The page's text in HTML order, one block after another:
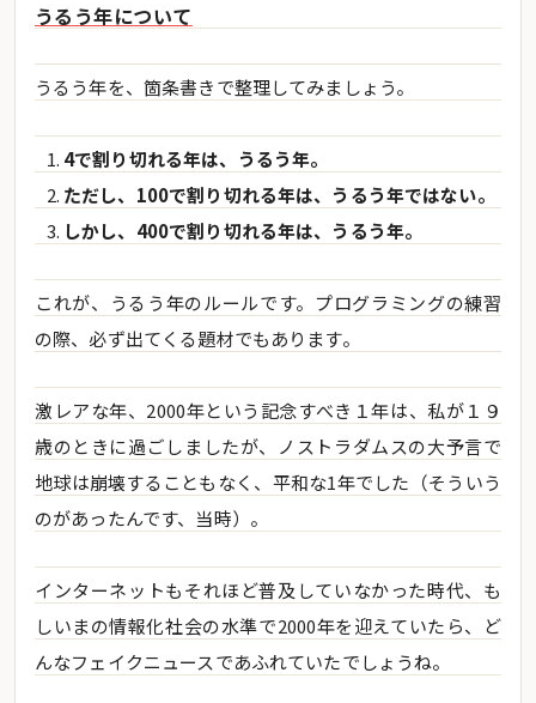
うるう年について
うるう年を、箇条書きで整理してみましょう。
4で割り切れる年は、うるう年。
ただし、100で割り切れる年は、うるう年ではない。
しかし、400で割り切れる年は、うるう年。
これが、うるう年のルールです。プログラミングの練習
の際、必ず出てくる題材でもあります。
激レアな年、2000年という記念すべき１年は、私が１９
歳のときに過ごしましたが、ノストラダムスの大予言で
地球は崩壊することもなく、平和な1年でした（そういう
のがあったんです、当時）。
インターネットもそれほど普及していなかった時代、も
しいまの情報化社会の水準で2000年を迎えていたら、ど
んなフェイクニュースであふれていたでしょうね。